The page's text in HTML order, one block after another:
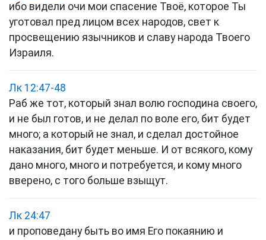
ибо видели очи мои спасение Твоё, которое Ты
уготовал пред лицом всех народов, свет к
просвещению язычников и славу народа Твоего
Израиля.
Лк 12:47-48
Раб же тот, который знал волю господина своего,
и не был готов, и не делал по воле его, бит будет
много; а который не знал, и сделал достойное
наказания, бит будет меньше. И от всякого, кому
дано много, много и потребуется, и кому много
вверено, с того больше взыщут.
Лк 24:47
и проповедану быть во имя Его покаянию и